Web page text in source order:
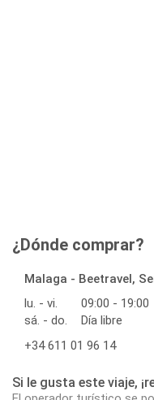
¿Dónde comprar?
Malaga - Beetravel,
lu. - vi.
09:00 - 19:00
sá. - do.
Día libre
+34 611 01 96 14
Si le gusta este viaje,